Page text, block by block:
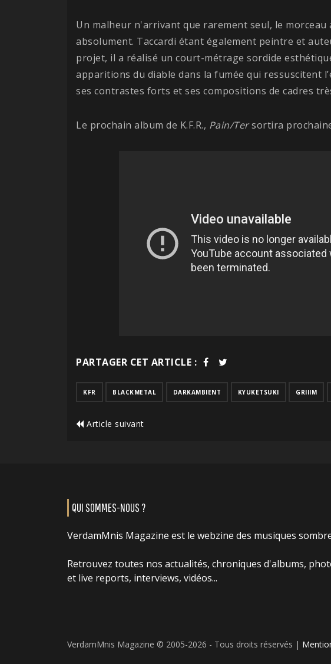
Un malheur n'arrivant que rarement seul, le
absolument. Taccardi étant également peintre et
projet, il a réalisé un court-métrage sordide
apparitions du diable dans la fumée qui ressuscitent
ses contrastes forts et ses compositions de cadres
Le prochain album de K.F.R., Pain/Tersortira
PARTAGER CET ARTICLE :
KFR BLACKMETAL DARKAMBIENT KYUKETSUKI GRIIIM
Article suivant
QUI SOMMES-NOUS ?
VerdamMnis Magazine est le webzine des musiques
Retrouvez toutes nos actualités, chroniques d'albums,
et live reports, interviews, vidéos...
VerdamMnis Magazine © 2005-2026 - Tous droits réservés |